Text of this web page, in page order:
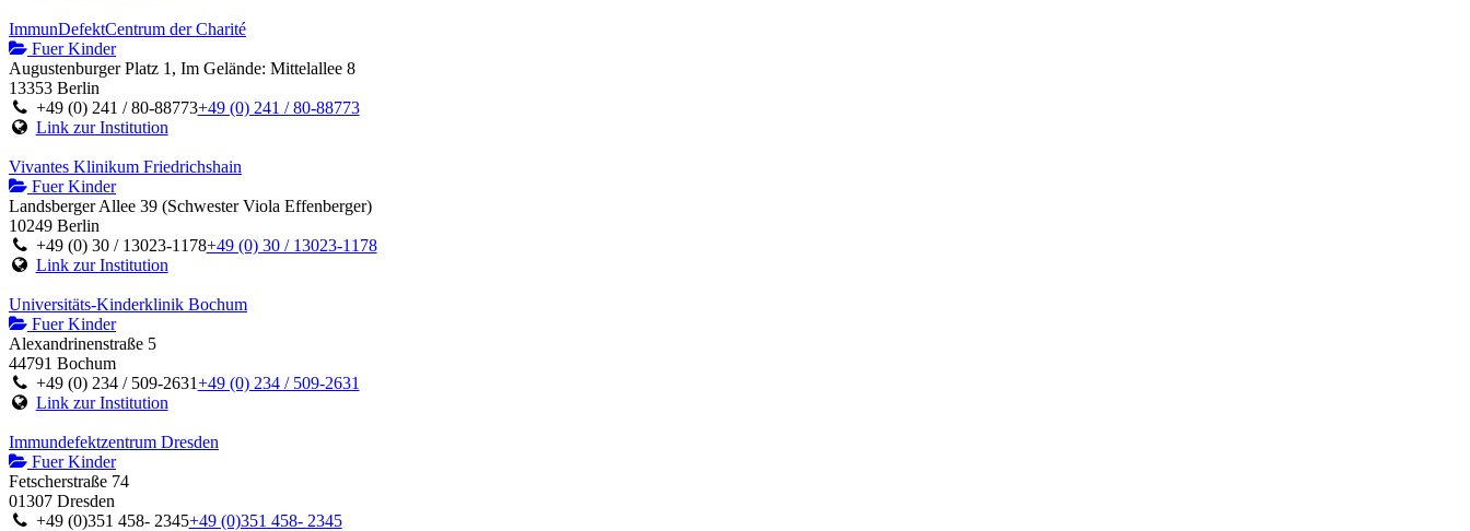
ImmunDefektCentrum der Charité
Fuer Kinder
Augustenburger Platz 1, Im Gelände: Mittelallee 8
13353 Berlin
+49 (0) 241 / 80-88773+49 (0) 241 / 80-88773
Link zur Institution
Vivantes Klinikum Friedrichshain
Fuer Kinder
Landsberger Allee 39 (Schwester Viola Effenberger)
10249 Berlin
+49 (0) 30 / 13023-1178+49 (0) 30 / 13023-1178
Link zur Institution
Universitäts-Kinderklinik Bochum
Fuer Kinder
Alexandrinenstraße 5
44791 Bochum
+49 (0) 234 / 509-2631+49 (0) 234 / 509-2631
Link zur Institution
Immundefektzentrum Dresden
Fuer Kinder
Fetscherstraße 74
01307 Dresden
+49 (0)351 458- 2345+49 (0)351 458- 2345